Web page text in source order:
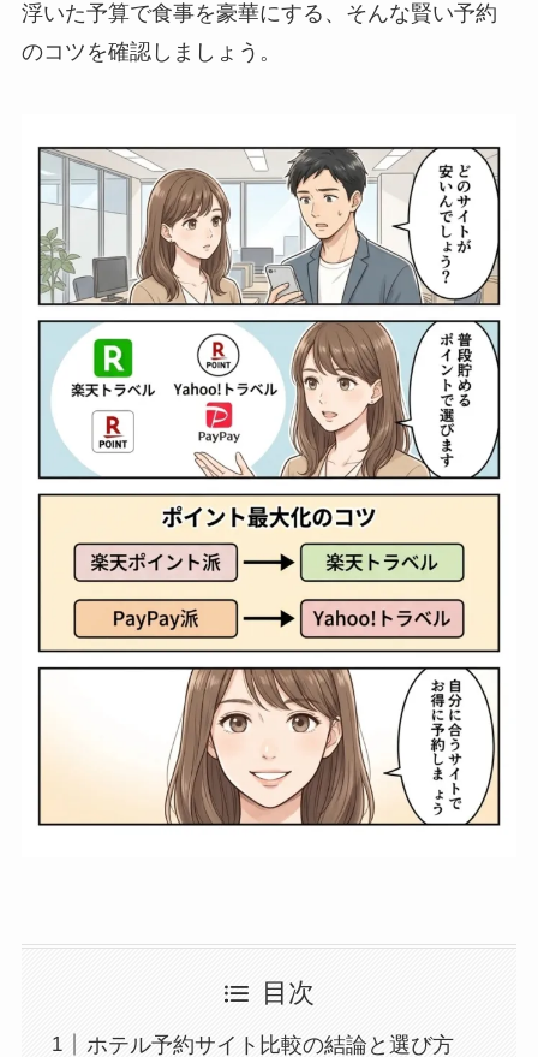
浮いた予算で食事を豪華にする、そんな賢い予約
のコツを確認しましょう。
目次
ホテル予約サイト比較の結論と選び方